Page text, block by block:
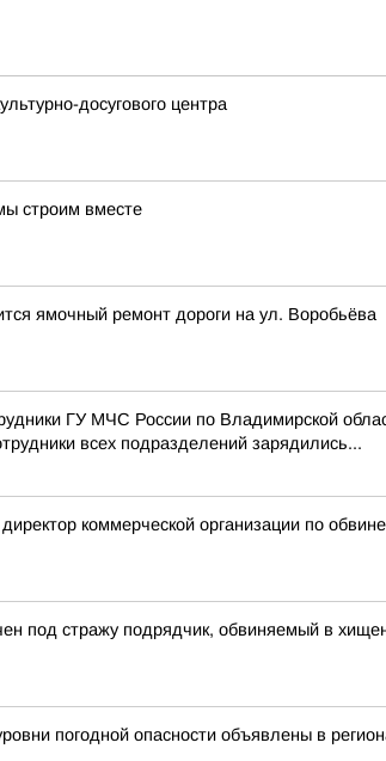
досугового центра
строим вместе
ямочный ремонт дороги на ул. Воробьёва
ГУ МЧС России по Владимирской
всех подразделений зарядились...
коммерческой организации по
под стражу подрядчик, обвиняемый в
погодной опасности объявлены в